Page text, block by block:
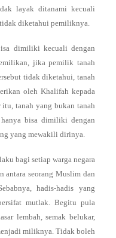
layak ditanami kecuali
diketahui pemiliknya.
dimiliki kecuali dengan
jika pemilik tanah
tidak diketahui, tanah
oleh Khalifah kepada
itu, tanah yang bukan tanah
bisa dimiliki dengan
yang mewakili dirinya.
bagi setiap warga negara
antara seorang Muslim dan
hadis-hadis yang
mutlak. Begitu pula
lembah, semak belukar,
miliknya. Tidak boleh